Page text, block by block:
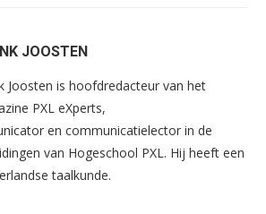
JOOSTEN
Joosten is hoofdredacteur van het
PXL eXperts,
en communicatielector in de
van Hogeschool PXL. Hij heeft een
taalkunde.